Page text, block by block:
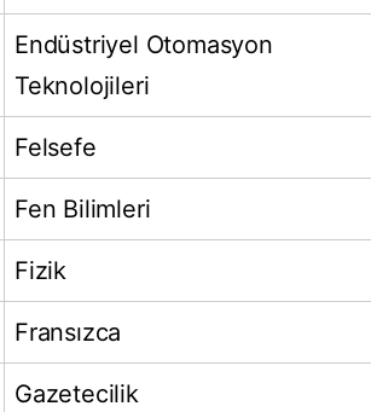
Endüstriyel Otomasyon
Teknolojileri
Felsefe
Fen Bilimleri
Fizik
Fransızca
Gazetecilik